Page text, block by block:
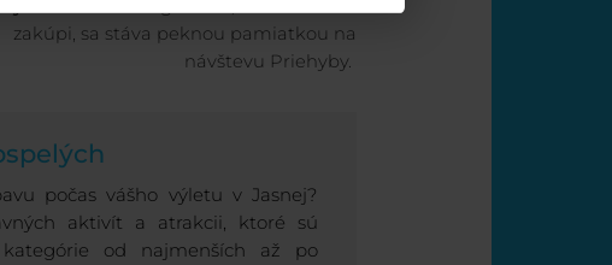
zakúpi, sa stáva peknou pamiatkou na
návštevu Priehyby.
počas vášho výletu v Jasnej?
aktivít a atrakcii, ktoré sú
od najmenších až po